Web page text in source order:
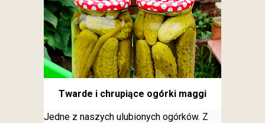
Twarde i chrupiące ogórki maggi
Jedne z naszych ulubionych ogórków. Z